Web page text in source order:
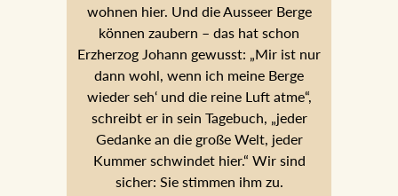
wohnen hier. Und die Ausseer Berge
können zaubern – das hat schon
Erzherzog Johann gewusst: „Mir ist nur
dann wohl, wenn ich meine Berge
wieder seh‘ und die reine Luft atme“,
schreibt er in sein Tagebuch, „jeder
Gedanke an die große Welt, jeder
Kummer schwindet hier.“ Wir sind
sicher: Sie stimmen ihm zu.